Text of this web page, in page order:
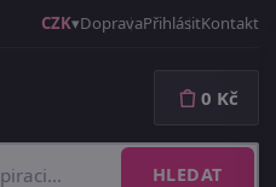
CZK DopravaPřihlásitKontakt
HLEDAT
0 Kč